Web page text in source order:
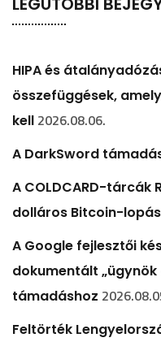
HIPA és
összefüggések,
kell 2026.08.06.
A DarkSword
A COLDCARD-tárcák
dolláros Bitcoin-
A Google fejlesztői
dokumentált „ügynök
támadáshoz
Feltörték